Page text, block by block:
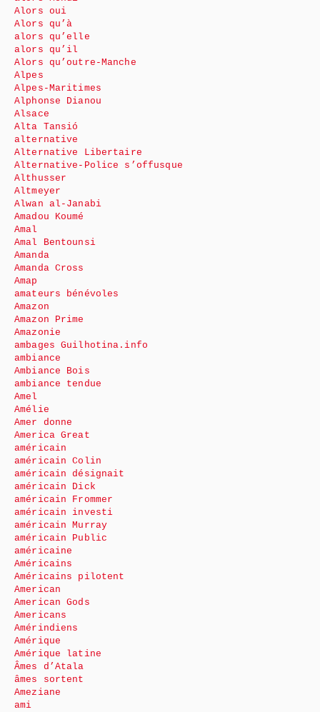
Alors oui
Alors qu’à
alors qu’elle
alors qu’il
Alors qu’outre-Manche
Alpes
Alpes-Maritimes
Alphonse Dianou
Alsace
Alta Tansió
alternative
Alternative Libertaire
Alternative-Police s’offusque
Althusser
Altmeyer
Alwan al-Janabi
Amadou Koumé
Amal
Amal Bentounsi
Amanda
Amanda Cross
Amap
amateurs bénévoles
Amazon
Amazon Prime
Amazonie
ambages Guilhotina.info
ambiance
Ambiance Bois
ambiance tendue
Amel
Amélie
Amer donne
America Great
américain
américain Colin
américain désignait
américain Dick
américain Frommer
américain investi
américain Murray
américain Public
américaine
Américains
Américains pilotent
American
American Gods
Americans
Amérindiens
Amérique
Amérique latine
Âmes d’Atala
âmes sortent
Ameziane
ami